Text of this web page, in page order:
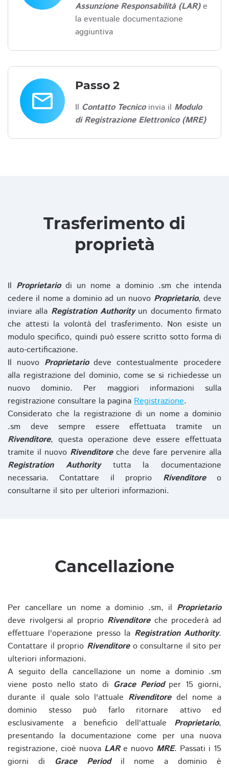
Assunzione Responsabilità (LAR)e
la eventuale documentazione
aggiuntiva
email
Passo 2
Il Contatto Tecnicoinvia il Modulo
di Registrazione Elettronico (MRE)
Trasferimento di
proprietà
Il Proprietariodi un nome a dominio .sm che intenda
cedere il nome a dominio ad un nuovo Proprietario, deve
inviare alla Registration Authorityun documento firmato
che attesti la volontà del trasferimento. Non esiste un
modulo specifico, quindi può essere scritto sotto forma di
auto-certificazione.
Il nuovo Proprietariodeve contestualmente procedere
alla registrazione del dominio, come se si richiedesse un
nuovo dominio. Per maggiori informazioni sulla
registrazione consultare la pagina Registrazione.
Considerato che la registrazione di un nome a dominio
.sm deve sempre essere effettuata tramite un
Rivenditore, questa operazione deve essere effettuata
tramite il nuovo Rivenditoreche deve fare pervenire alla
Registration Authoritytutta la documentazione
necessaria. Contattare il proprio Rivenditoreo
consultarne il sito per ulteriori informazioni.
Cancellazione
Per cancellare un nome a dominio .sm, il Proprietario
deve rivolgersi al proprio Rivenditoreche procederà ad
effettuare l'operazione presso la Registration Authority.
Contattare il proprio Rivenditoreo consultarne il sito per
ulteriori informazioni.
A seguito della cancellazione un nome a dominio .sm
viene posto nello stato di Grace Periodper 15 giorni,
durante il quale solo l'attuale Rivenditoredel nome a
dominio stesso può farlo ritornare attivo ed
esclusivamente a beneficio dell'attuale Proprietario,
presentando la documentazione come per una nuova
registrazione, cioè nuova LARe nuovo MRE. Passati i 15
giorni di Grace Periodil nome a dominio è